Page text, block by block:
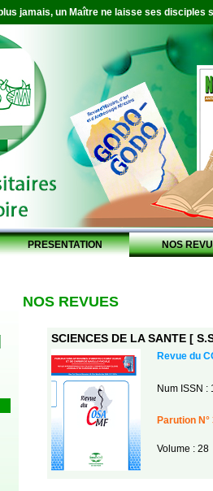
jamais, un Maître ne laisse ses disciples
PRESENTATION NOS
NOS REVUES
SCIENCES DE LA SANTE [
Revue du
Num ISSN :
Parution N°
Volume : 28